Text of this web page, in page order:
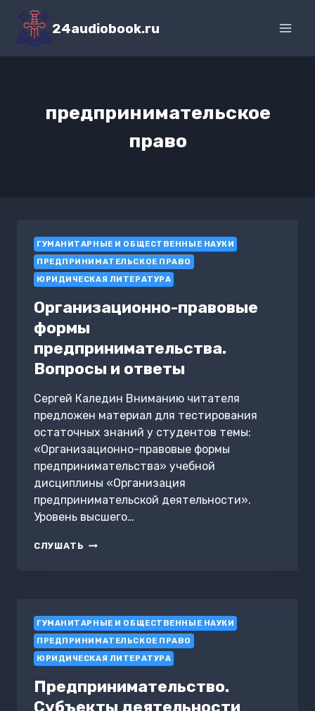
Перейти
содержимому
24audiobook.ru
предпринимательское
право
ГУМАНИТАРНЫЕ И ОБЩЕСТВЕННЫЕ НАУКИ
ПРЕДПРИНИМАТЕЛЬСКОЕ ПРАВО
ЮРИДИЧЕСКАЯ ЛИТЕРАТУРА
Организационно-правовые
формы
предпринимательства.
Вопросы и ответы
Сергей Каледин Вниманию читателя
предложен материал для тестирования
остаточных знаний у студентов темы:
«Организационно-правовые формы
предпринимательства» учебной
дисциплины «Организация
предпринимательской деятельности».
Уровень высшего…
СЛУШАТЬ ОРГАНИЗАЦИОННО-
ОТВЕТЫ
ГУМАНИТАРНЫЕ И ОБЩЕСТВЕННЫЕ НАУКИ
ПРЕДПРИНИМАТЕЛЬСКОЕ ПРАВО
ЮРИДИЧЕСКАЯ ЛИТЕРАТУРА
Предпринимательство.
Субъекты деятельности